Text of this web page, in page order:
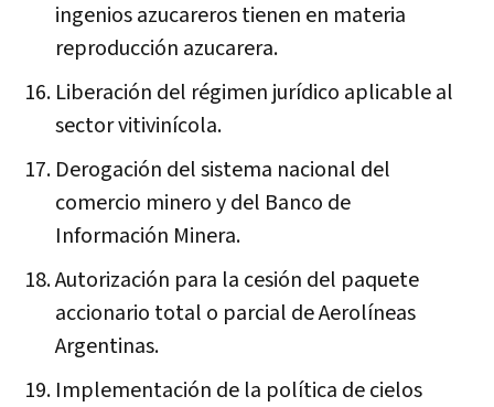
ingenios azucareros tienen en materia
reproducción azucarera.
Liberación del régimen jurídico aplicable al
sector vitivinícola.
Derogación del sistema nacional del
comercio minero y del Banco de
Información Minera.
Autorización para la cesión del paquete
accionario total o parcial de Aerolíneas
Argentinas.
Implementación de la política de cielos